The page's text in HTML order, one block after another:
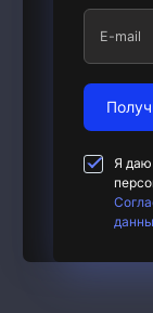
E-mail
Я даю